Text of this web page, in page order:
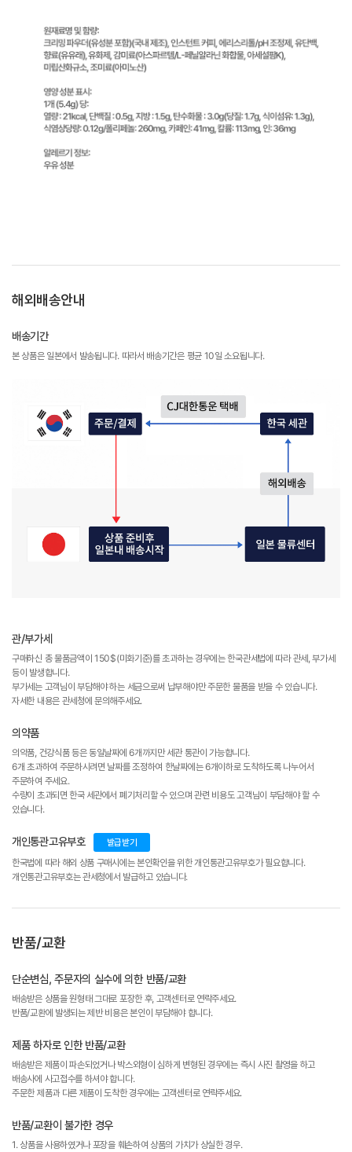
해외배송안내
배송기간
본 상품은 일본에서 발송됩니다. 따라서 배송기간은 평균 10일 소요됩니다.
관/부가세
구매하신 총 물품금액이 150$(미화기준)를 초과하는 경우에는 한국관세법에 따라 관세, 부가세
등이 발생합니다.
부가세는 고객님이 부담해야 하는 세금으로써 납부해야만 주문한 물품을 받을 수 있습니다.
자세한 내용은 관세청에 문의해주세요.
의약품
의약품, 건강식품 등은 동일날짜에 6개까지만 세관 통관이 가능합니다.
6개 초과하여 주문하시려면 날짜를 조정하여 한날짜에는 6개이하로 도착하도록 나누어서
주문하여 주세요.
수량이 초과되면 한국 세관에서 폐기처리할 수 있으며 관련 비용도 고객님이 부담해야 할 수
있습니다.
개인통관고유부호 발급받기
한국법에 따라 해외 상품 구매시에는 본인확인을 위한 개인통관고유부호가 필요합니다.
개인통관고유부호는 관세청에서 발급하고 있습니다.
반품/교환
단순변심, 주문자의 실수에 의한 반품/교환
배송받은 상품을 원형태 그대로 포장한 후, 고객센터로 연락주세요.
반품/교환에 발생되는 제반 비용은 본인이 부담해야 합니다.
제품 하자로 인한 반품/교환
배송받은 제품이 파손되었거나 박스외형이 심하게 변형된 경우에는 즉시 사진 촬영을 하고
배송사에 사고접수를 하셔야 합니다.
주문한 제품과 다른 제품이 도착한 경우에는 고객센터로 연락주세요.
반품/교환이 불가한 경우
1. 상품을 사용하였거나 포장을 훼손하여 상품의 가치가 상실한 경우.